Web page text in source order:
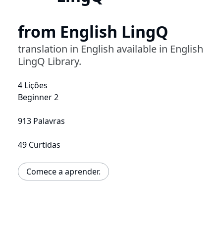
from English LingQ
translation in English available in English
LingQ Library.
4 Lições
Beginner 2
913 Palavras
49 Curtidas
Comece a aprender.